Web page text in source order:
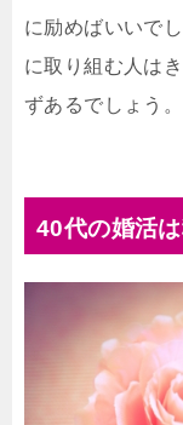
に励めばいいで
に取り組む人は
ずあるでしょう。
40代の婚活